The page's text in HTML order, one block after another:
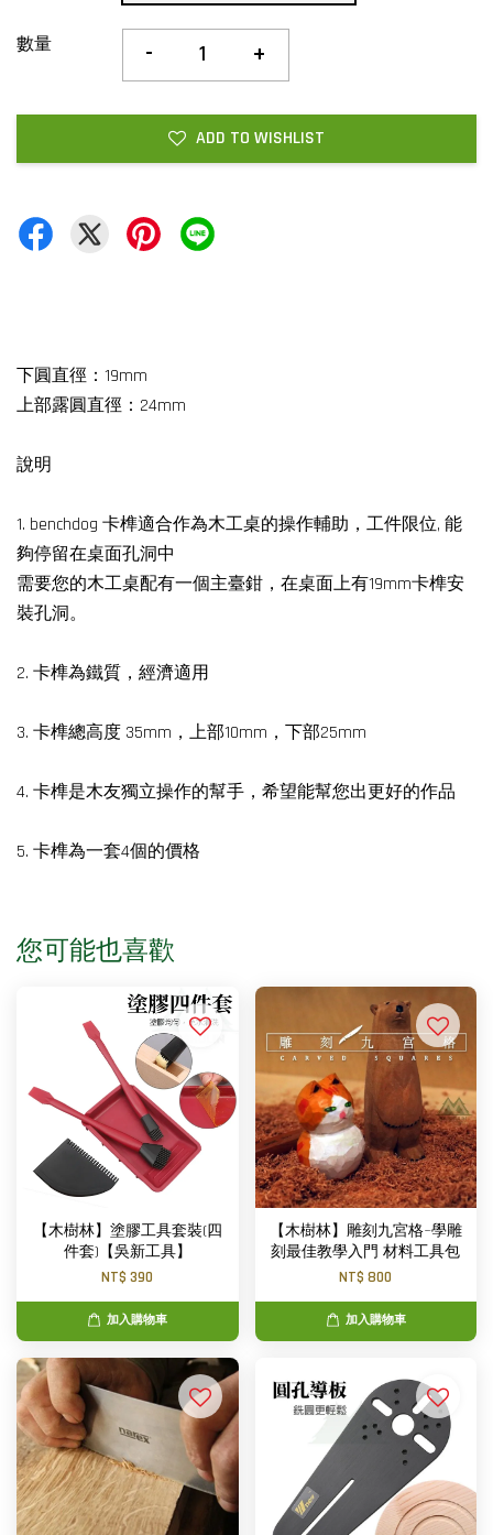
數量 - +
ADD TO WISHLIST
下圓直徑：19mm
上部露圓直徑：24mm
說明
1. benchdog 卡榫適合作為木工桌的操作輔助，工件限位, 能
夠停留在桌面孔洞中
需要您的木工桌配有一個主臺鉗，在桌面上有19mm卡榫安
裝孔洞。
2. 卡榫為鐵質，經濟適用
3. 卡榫總高度 35mm，上部10mm，下部25mm
4. 卡榫是木友獨立操作的幫手，希望能幫您出更好的作品
5. 卡榫為一套4個的價格
您可能也喜歡
【木樹林】塗膠工具套裝(四
件套)【吳新工具】
NT$ 390
加入購物車
【木樹林】雕刻九宮格~學雕
刻最佳教學入門 材料工具包
NT$ 800
加入購物車